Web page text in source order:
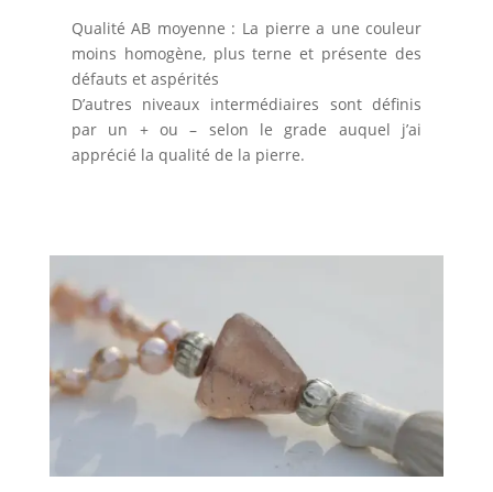
Qualité AB moyenne : La pierre a une couleur
moins homogène, plus terne et présente des
défauts et aspérités
D’autres niveaux intermédiaires sont définis
par un + ou – selon le grade auquel j’ai
apprécié la qualité de la pierre.